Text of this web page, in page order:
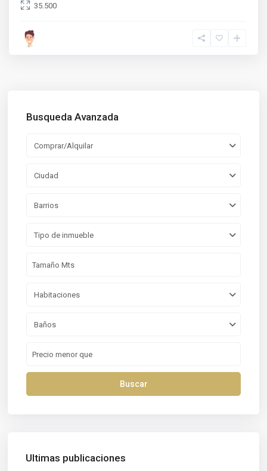
35.500
Busqueda Avanzada
Comprar/Alquilar
Ciudad
Barrios
Tipo de inmueble
Habitaciones
Baños
Buscar
Ultimas publicaciones